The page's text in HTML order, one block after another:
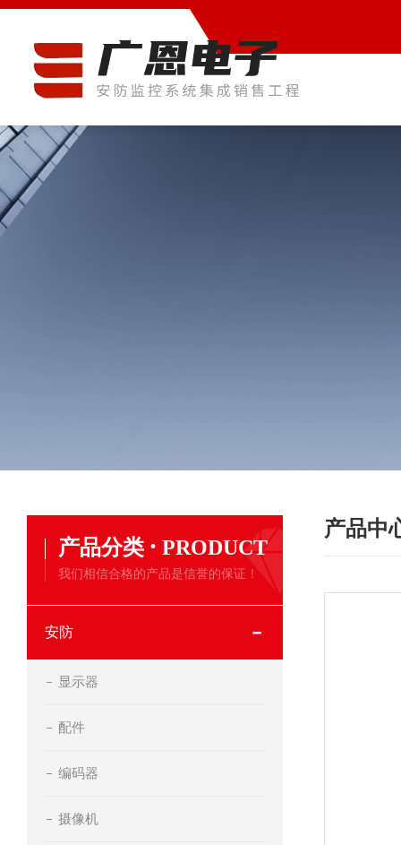
产品分类 · PRODUCT
我们相信合格的产品是信誉的保证！
安防
显示器
配件
编码器
摄像机
产品中